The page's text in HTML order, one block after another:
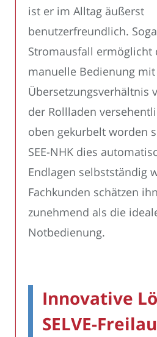
ist er im Alltag äußerst
benutzerfreundlich.
Stromausfall ermöglicht
manuelle Bedienung
Übersetzungsverhältnis
der Rollladen
oben gekurbelt worden
SEE-NHK dies
Endlagen selbstständig
Fachkunden schätzen
zunehmend als die
Notbedienung.
Innovative
SELVE-